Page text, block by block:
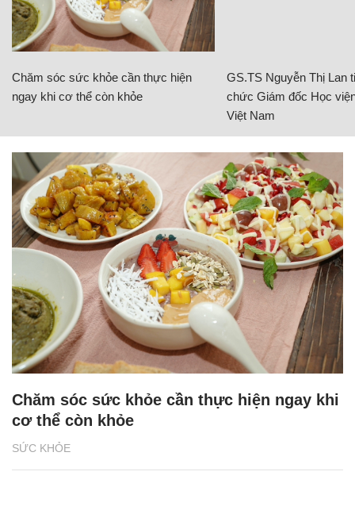
Chăm sóc sức khỏe cần thực hiện
ngay khi cơ thể còn khỏe
GS.TS Nguyễn Thị Lan
chức Giám đốc Học
Việt Nam
SỨC KHỎE
Chăm sóc sức khỏe cần thực hiện ngay khi
cơ thể còn khỏe